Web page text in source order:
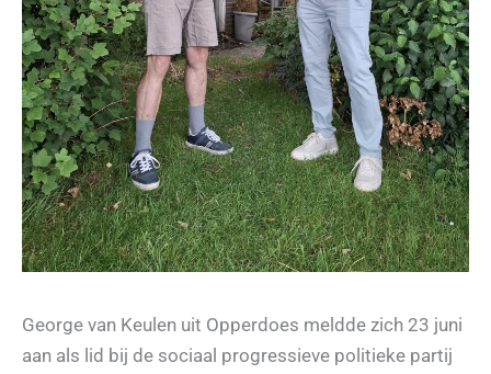
George van Keulen uit Opperdoes meldde zich 23 juni
aan als lid bij de sociaal progressieve politieke partij